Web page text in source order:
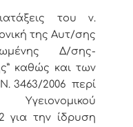
του ν.
της Αυτ/σης
Δ/σης-
καθώς και των
3463/2006 περί
για την ίδρυση